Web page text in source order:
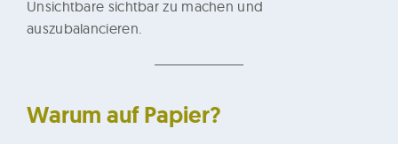
m
d
E
Unsichtbare sichtbar zu machen und
auszubalancieren.
Warum auf Papier?